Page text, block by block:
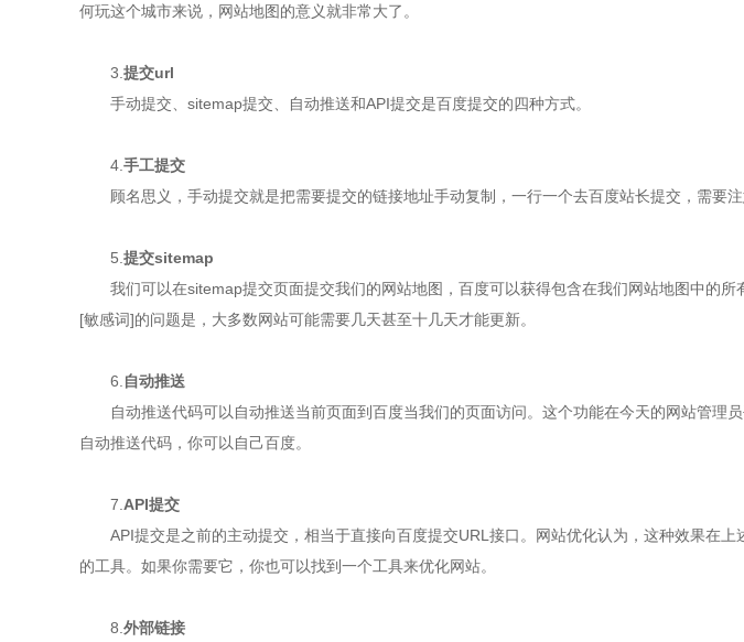
何玩这个城市来说，网站地图的意义就非常大了。
3. 提交url
手动提交、sitemap提交、自动推送和API提交是百度提交的四种方式。
4. 手工提交
顾名思义，手动提交就是把需要提交的链接地址手动复制，一行一个去百度站长提交，需要注
5. 提交sitemap
我们可以在sitemap提交页面提交我们的网站地图，百度可以获得包含在我们网站地图中的所
[敏感词]的问题是，大多数网站可能需要几天甚至十几天才能更新。
6. 自动推送
自动推送代码可以自动推送当前页面到百度当我们的页面访问。这个功能在今天的网站管理
自动推送代码，你可以自己百度。
7. API提交
API提交是之前的主动提交，相当于直接向百度提交URL接口。网站优化认为，这种效果在上
的工具。如果你需要它，你也可以找到一个工具来优化网站。
8. 外部链接